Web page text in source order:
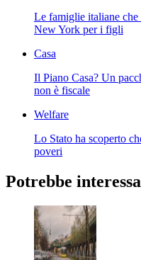
Le famiglie italiane che
New York per i figli
Casa
Il Piano Casa? Un
non è fiscale
Welfare
Lo Stato ha scoperto
poveri
Potrebbe